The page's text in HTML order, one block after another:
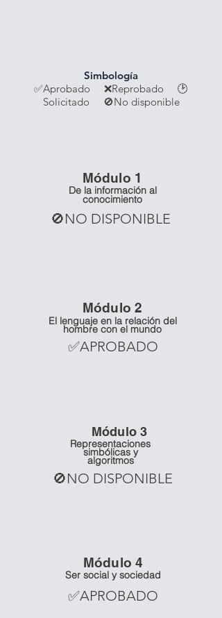
Simbología
✅Aprobado ❌Reprobado 🕑
Solicitado 🚫No disponible
Módulo 1
De la información al
conocimiento
🚫NO DISPONIBLE
Módulo 2
El lenguaje en la relación del
hombre con el mundo
✅APROBADO
Módulo 3
Representaciones
simbólicas y
algoritmos
🚫NO DISPONIBLE
Módulo 4
Ser social y sociedad
✅APROBADO